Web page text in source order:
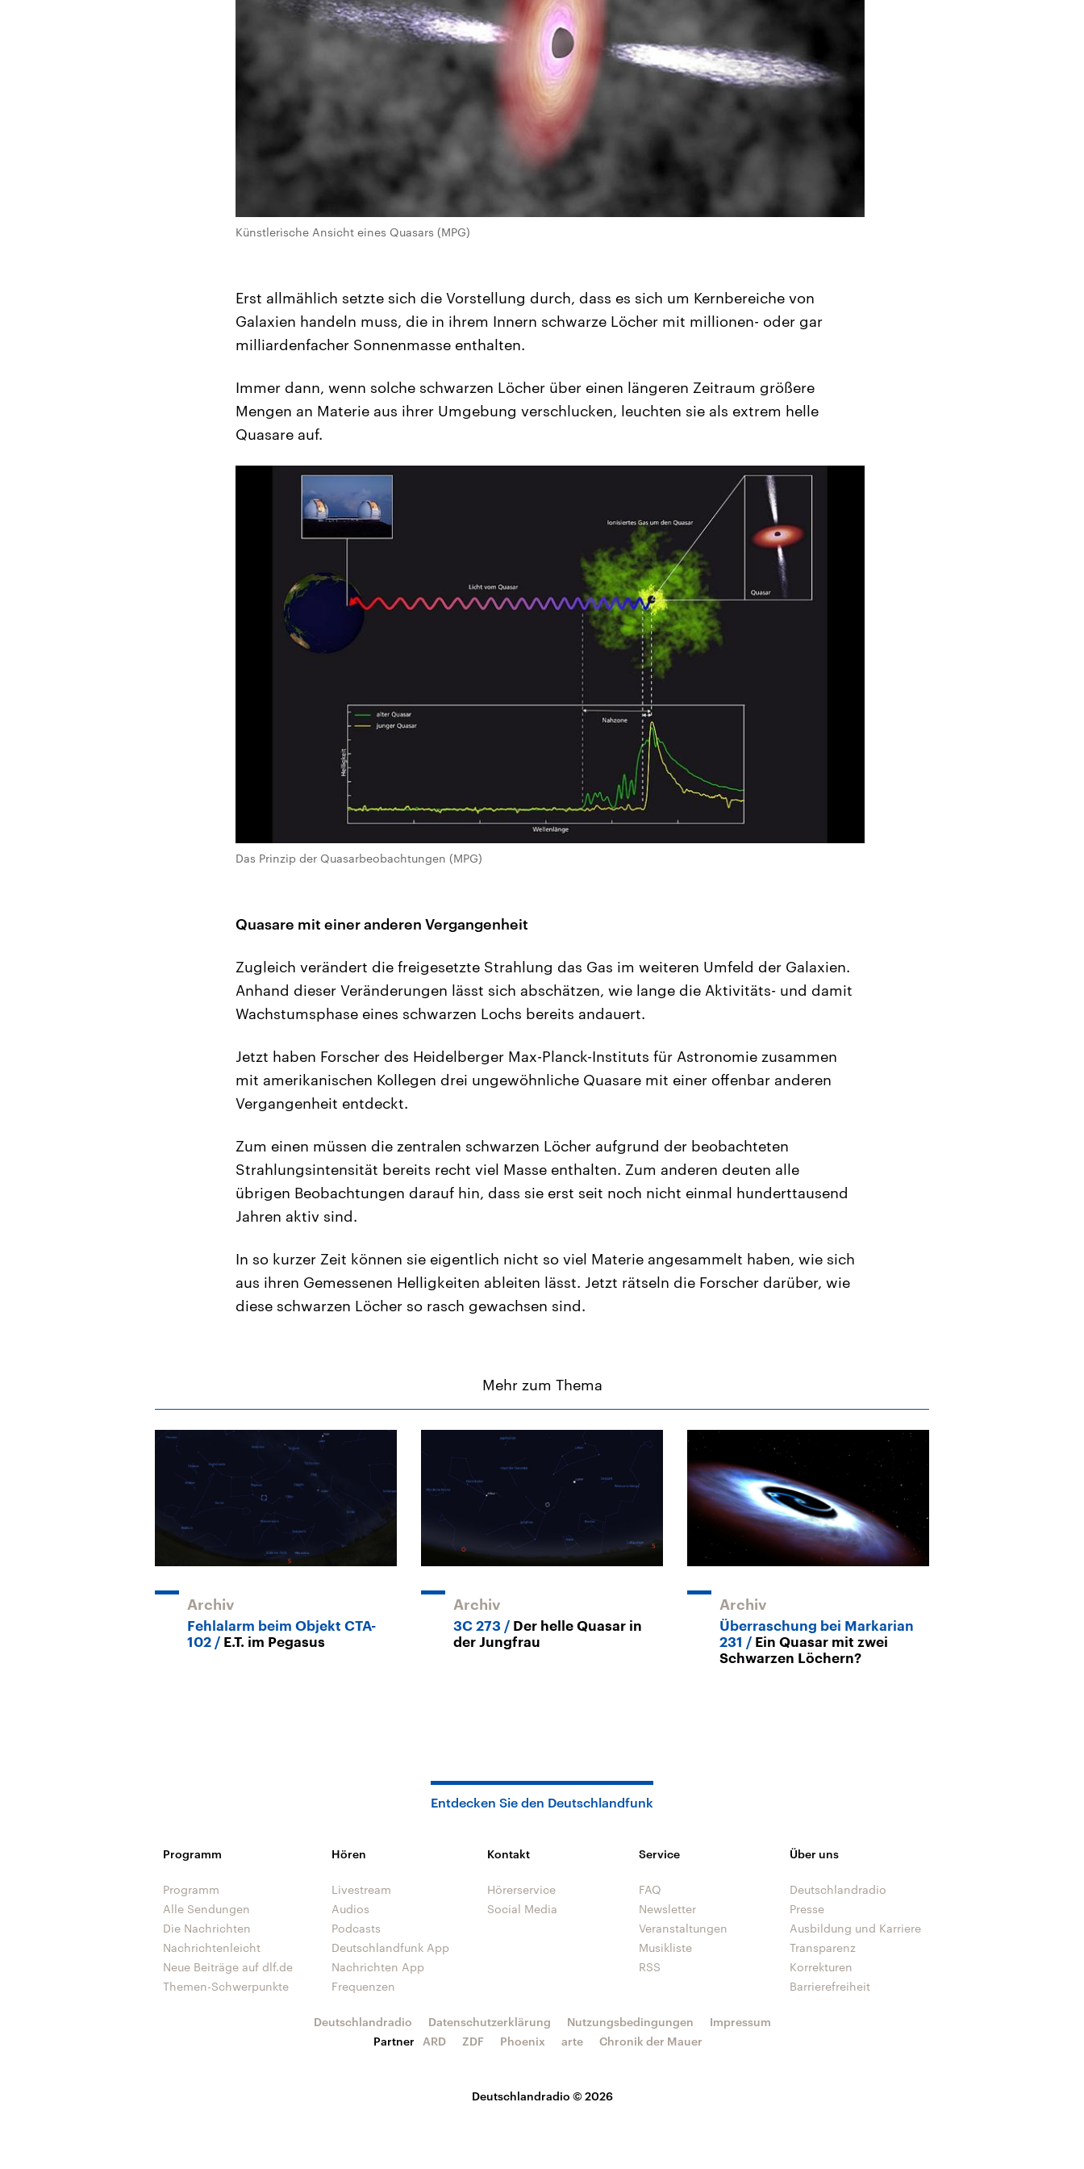
Künstlerische Ansicht eines Quasars (MPG)
Erst allmählich setzte sich die Vorstellung durch, dass es sich um Kernbereiche von
Galaxien handeln muss, die in ihrem Innern schwarze Löcher mit millionen- oder gar
milliardenfacher Sonnenmasse enthalten.
Immer dann, wenn solche schwarzen Löcher über einen längeren Zeitraum größere
Mengen an Materie aus ihrer Umgebung verschlucken, leuchten sie als extrem helle
Quasare auf.
Das Prinzip der Quasarbeobachtungen (MPG)
Quasare mit einer anderen Vergangenheit
Zugleich verändert die freigesetzte Strahlung das Gas im weiteren Umfeld der Galaxien.
Anhand dieser Veränderungen lässt sich abschätzen, wie lange die Aktivitäts- und damit
Wachstumsphase eines schwarzen Lochs bereits andauert.
Jetzt haben Forscher des Heidelberger Max-Planck-Instituts für Astronomie zusammen
mit amerikanischen Kollegen drei ungewöhnliche Quasare mit einer offenbar anderen
Vergangenheit entdeckt.
Zum einen müssen die zentralen schwarzen Löcher aufgrund der beobachteten
Strahlungsintensität bereits recht viel Masse enthalten. Zum anderen deuten alle
übrigen Beobachtungen darauf hin, dass sie erst seit noch nicht einmal hunderttausend
Jahren aktiv sind.
In so kurzer Zeit können sie eigentlich nicht so viel Materie angesammelt haben, wie sich
aus ihren Gemessenen Helligkeiten ableiten lässt. Jetzt rätseln die Forscher darüber, wie
diese schwarzen Löcher so rasch gewachsen sind.
Mehr zum Thema
Archiv
Fehlalarm beim Objekt CTA-
102
E.T. im Pegasus
Archiv
3C 273
Der helle Quasar in
der Jungfrau
Archiv
Überraschung bei Markarian
231
Ein Quasar mit zwei
Schwarzen Löchern?
Entdecken Sie den Deutschlandfunk
Programm
Programm
Alle Sendungen
Die Nachrichten
Nachrichtenleicht
Neue Beiträge auf dlf.de
Themen-Schwerpunkte
Hören
Livestream
Audios
Podcasts
Deutschlandfunk App
Nachrichten App
Frequenzen
Kontakt
Hörerservice
Social Media
Service
FAQ
Newsletter
Veranstaltungen
Musikliste
RSS
Über uns
Deutschlandradio
Presse
Ausbildung und Karriere
Transparenz
Korrekturen
Barrierefreiheit
Deutschlandradio © 2026
Deutschlandradio Datenschutzerklärung Nutzungsbedingungen
Impressum
Partner
ARD ZDF Phoenix arte Chronik der Mauer